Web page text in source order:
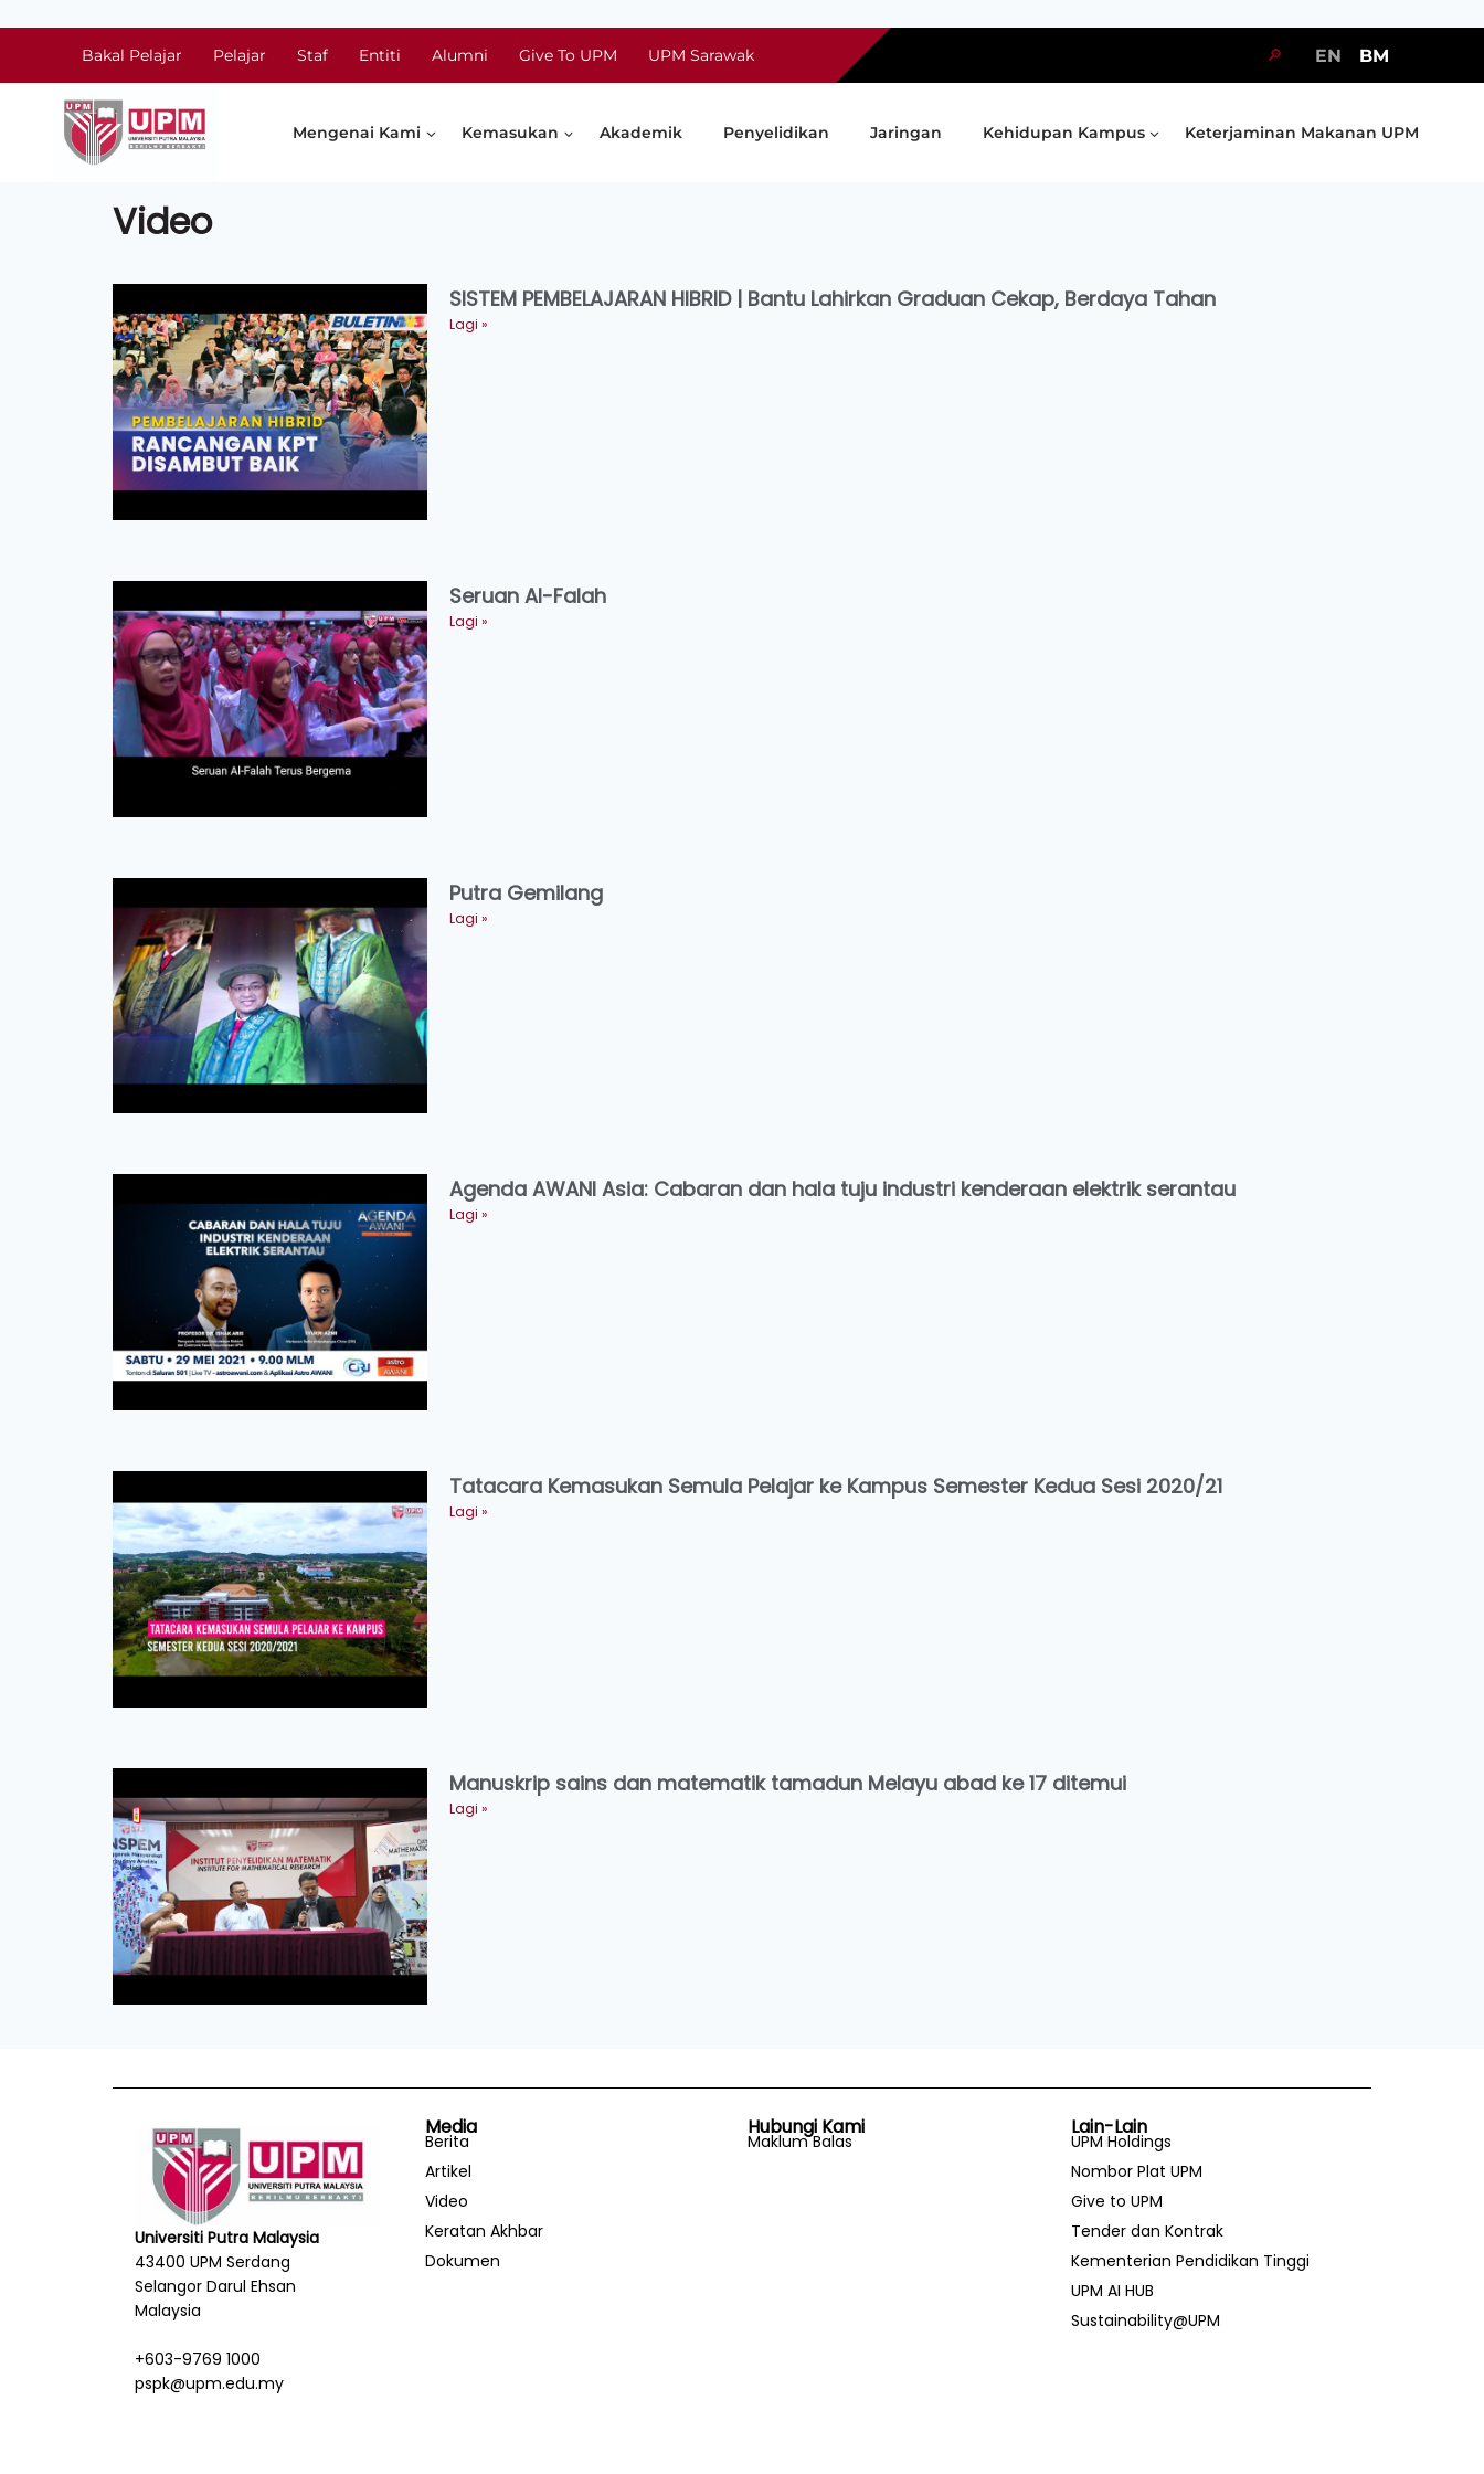
Bakal Pelajar Pelajar Staf Entiti Alumni Give To UPM UPM Sarawak 🔎 EN BM
Mengenai Kami Kemasukan Akademik Penyelidikan Jaringan Kehidupan Kampus Keterjaminan Makanan UPM
Video
SISTEM PEMBELAJARAN HIBRID | Bantu Lahirkan Graduan Cekap, Berdaya Tahan
Lagi »
Seruan Al-Falah
Lagi »
Putra Gemilang
Lagi »
Agenda AWANI Asia: Cabaran dan hala tuju industri kenderaan elektrik serantau
Lagi »
Tatacara Kemasukan Semula Pelajar ke Kampus Semester Kedua Sesi 2020/21
Lagi »
Manuskrip sains dan matematik tamadun Melayu abad ke 17 ditemui
Lagi »
Universiti Putra Malaysia
43400 UPM Serdang
Selangor Darul Ehsan
Malaysia
+603-9769 1000
pspk@upm.edu.my
Media
Berita
Artikel
Video
Keratan Akhbar
Dokumen
Hubungi Kami
Maklum Balas
Lain-Lain
UPM Holdings
Nombor Plat UPM
Give to UPM
Tender dan Kontrak
Kementerian Pendidikan Tinggi
UPM AI HUB
Sustainability@UPM